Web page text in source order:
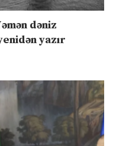
dəniz
yazır